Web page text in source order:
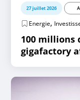
27 juillet 2026
Energie,
100 millions
gigafactory